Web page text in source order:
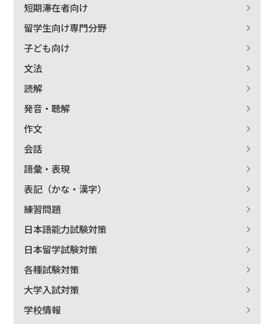
短期滞在者向け
留学生向け専門分野
子ども向け
文法
読解
発音・聴解
作文
会話
語彙・表現
表記（かな・漢字）
練習問題
日本語能力試験対策
日本留学試験対策
各種試験対策
大学入試対策
学校情報